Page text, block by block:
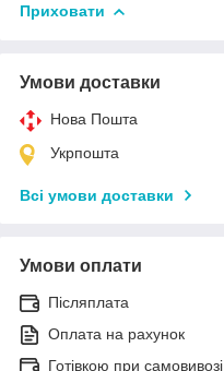
Приховати
Умови доставки
Нова Пошта
Укрпошта
Всі умови доставки
Умови оплати
Післяплата
Оплата на рахунок
Готівкою при самовивозі